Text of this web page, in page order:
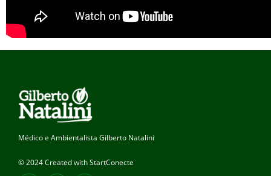
Médico e Ambientalista Gilberto Natalini
© 2024 Created with StartConecte